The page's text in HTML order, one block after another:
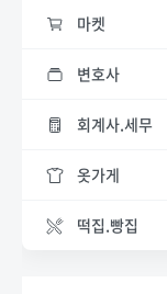
마켓
변호사
회계사.세무
옷가게
떡집.빵집